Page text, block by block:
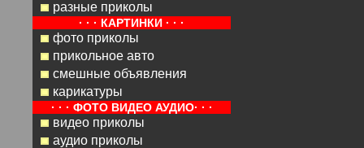
разные приколы
· · · КАРТИНКИ · · ·
фото приколы
прикольное авто
смешные объявления
карикатуры
· · · ФОТО ВИДЕО АУДИО· · ·
видео приколы
аудио приколы